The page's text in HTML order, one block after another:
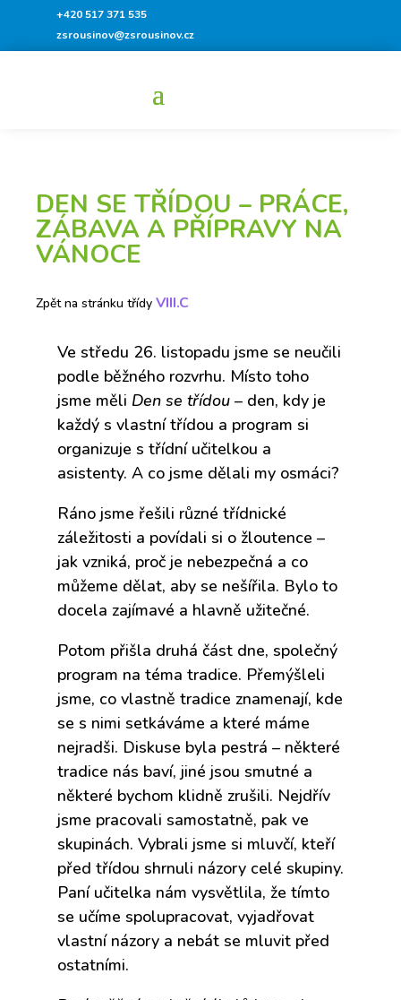
+420 517 371 535
zsrousinov@zsrousinov.cz
DEN SE TŘÍDOU – PRÁCE,
ZÁBAVA A PŘÍPRAVY NA
VÁNOCE
Zpět na stránku třídy VIII.C
Ve středu 26. listopadu jsme se neučili
podle běžného rozvrhu. Místo toho
jsme měli Den se třídou– den, kdy je
každý s vlastní třídou a program si
organizuje s třídní učitelkou a
asistenty. A co jsme dělali my osmáci?
Ráno jsme řešili různé třídnické
záležitosti a povídali si o žloutence –
jak vzniká, proč je nebezpečná a co
můžeme dělat, aby se nešířila. Bylo to
docela zajímavé a hlavně užitečné.
Potom přišla druhá část dne, společný
program na téma tradice. Přemýšleli
jsme, co vlastně tradice znamenají, kde
se s nimi setkáváme a které máme
nejradši. Diskuse byla pestrá – některé
tradice nás baví, jiné jsou smutné a
některé bychom klidně zrušili. Nejdřív
jsme pracovali samostatně, pak ve
skupinách. Vybrali jsme si mluvčí, kteří
před třídou shrnuli názory celé skupiny.
Paní učitelka nám vysvětlila, že tímto
se učíme spolupracovat, vyjadřovat
vlastní názory a nebát se mluvit před
ostatními.